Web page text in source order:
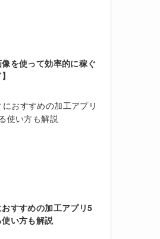
を使って効率的に稼ぐ
すすめの加工アプリ5
い方も解説